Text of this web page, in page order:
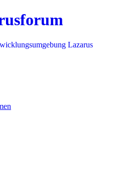
Lazarus